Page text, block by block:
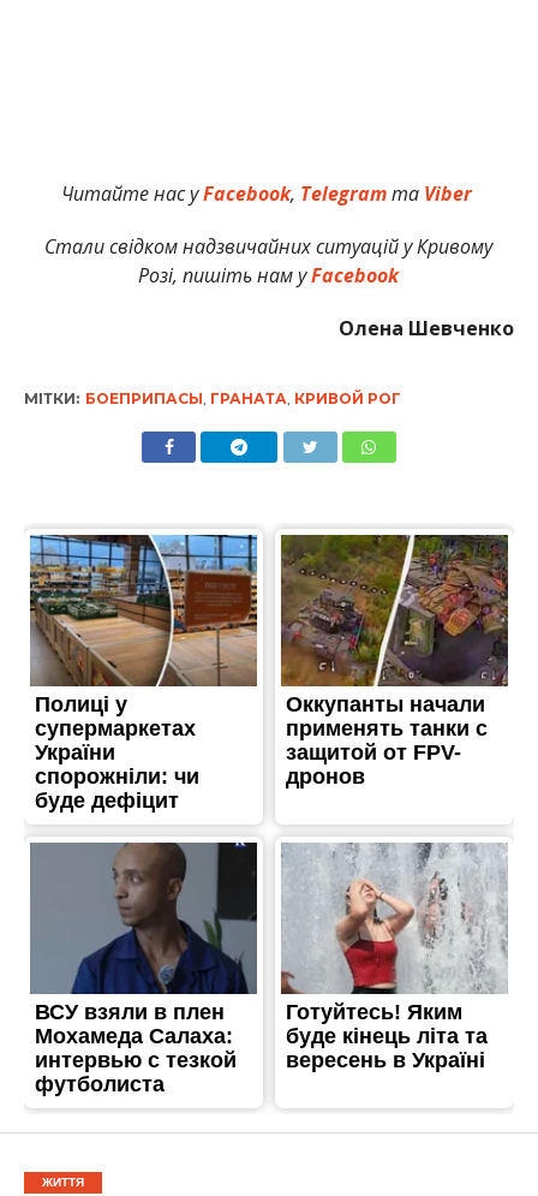
Читайте нас уFacebook, Telegramта Viber
Стали свідком надзвичайних ситуацій у Кривому
Розі, пишіть нам уFacebook
Олена Шевченко
МІТКИ: БОЕПРИПАСЫ ГРАНАТА КРИВОЙ РОГ
ЖИТТЯ